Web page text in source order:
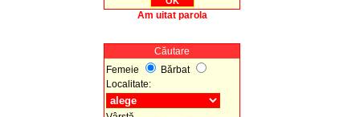
Am uitat parola
Căutare
Femeie
Bărbat
Localitate: